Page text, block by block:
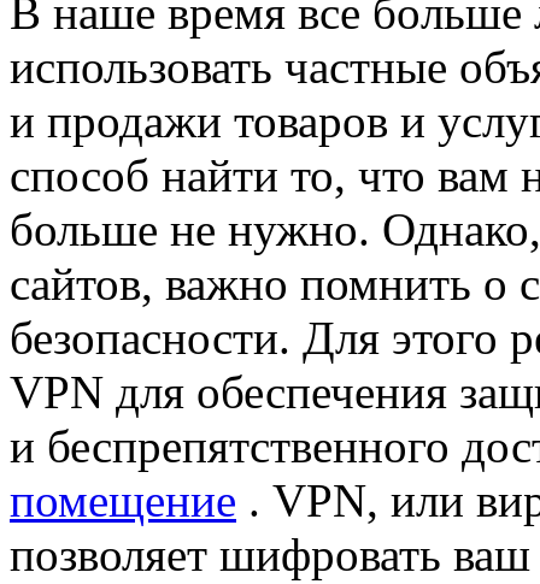
В нaшe врeмя всe
использовать частные
и продажи товаров и
способ найти то, что вам
больше не нужно.
сайтов, важно помнить о
безопасности. Для этого
VPN для обеспечения
и беспрепятственного
помещение . VPN, или
позволяет шифровать